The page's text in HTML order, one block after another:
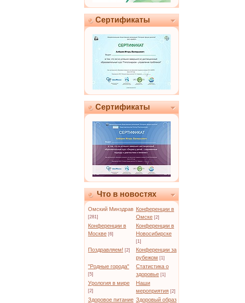
Сертификаты
Сертификаты
Что в новостях
Омский Минздрав
[281]
Конференции в
Омске [2]
Конференции в
Москве [6]
Конференции в
Новосибирске
[1]
Поздравляем! [2]
Конференции за
рубежом [1]
"Родные города"
[5]
Статистика о
здоровье [1]
Урология в мире
[2]
Наши
мероприятия [2]
Здоровое питание Здоровый образ